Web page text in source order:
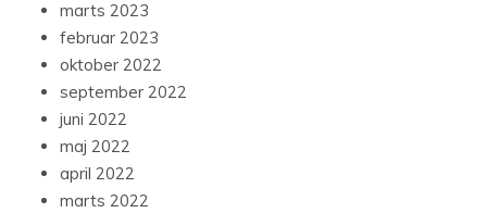
marts 2023
februar 2023
oktober 2022
september 2022
juni 2022
maj 2022
april 2022
marts 2022